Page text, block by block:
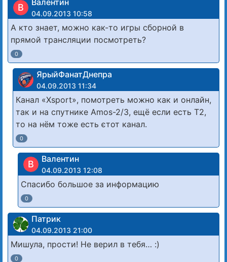
В Валентин
04.09.2013 10:58
А кто знает, можно как-то игры сборной в
прямой трансляции посмотреть?
0
ЯрыйФанатДнепра
04.09.2013 11:34
Канал «Xsport», помотреть можно как и онлайн,
так и на спутнике Amos-2/3, ещё если есть Т2,
то на нём тоже есть єтот канал.
0
В Валентин
04.09.2013 12:08
Спасибо большое за информацию
0
Патрик
04.09.2013 21:00
Мишула, прости! Не верил в тебя… :)
0